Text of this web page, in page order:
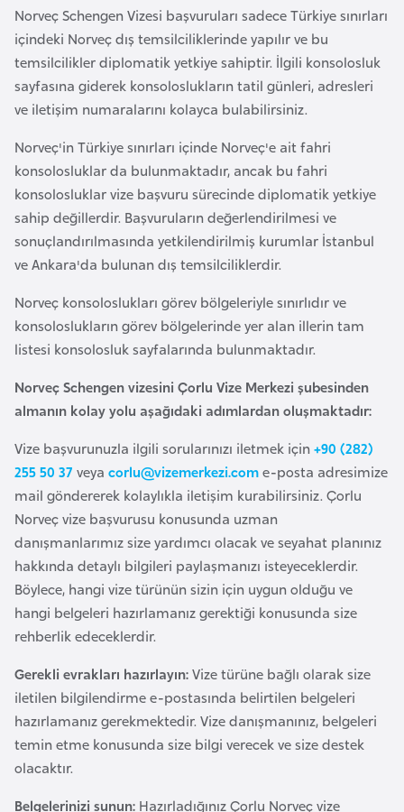
Norveç Schengen Vizesi başvuruları sadece Türkiye sınırları
içindeki Norveç dış temsilciliklerinde yapılır ve bu
temsilcilikler diplomatik yetkiye sahiptir. İlgili konsolosluk
sayfasına giderek konsoloslukların tatil günleri, adresleri
ve iletişim numaralarını kolayca bulabilirsiniz.
Norveç'in Türkiye sınırları içinde Norveç'e ait fahri
konsolosluklar da bulunmaktadır, ancak bu fahri
konsolosluklar vize başvuru sürecinde diplomatik yetkiye
sahip değillerdir. Başvuruların değerlendirilmesi ve
sonuçlandırılmasında yetkilendirilmiş kurumlar İstanbul
ve Ankara'da bulunan dış temsilciliklerdir.
Norveç konsoloslukları görev bölgeleriyle sınırlıdır ve
konsoloslukların görev bölgelerinde yer alan illerin tam
listesi konsolosluk sayfalarında bulunmaktadır.
Norveç Schengen vizesini Çorlu Vize Merkezi şubesinden
almanın kolay yolu aşağıdaki adımlardan oluşmaktadır:
Vize başvurunuzla ilgili sorularınızı iletmek için+90 (282)
255 50 37 veya corlu@vizemerkezi.come-posta adresimize
mail göndererek kolaylıkla iletişim kurabilirsiniz. Çorlu
Norveç vize başvurusu konusunda uzman
danışmanlarımız size yardımcı olacak ve seyahat planınız
hakkında detaylı bilgileri paylaşmanızı isteyeceklerdir.
Böylece, hangi vize türünün sizin için uygun olduğu ve
hangi belgeleri hazırlamanız gerektiği konusunda size
rehberlik edeceklerdir.
Gerekli evrakları hazırlayın:Vize türüne bağlı olarak size
iletilen bilgilendirme e-postasında belirtilen belgeleri
hazırlamanız gerekmektedir. Vize danışmanınız, belgeleri
temin etme konusunda size bilgi verecek ve size destek
olacaktır.
Belgelerinizi sunun: Hazırladığınız Çorlu Norveç vize
a
r
u
s
B
e
l
ç
i
k
B
n
i
B
o
s
n
a
H
e
s
e
k
B
u